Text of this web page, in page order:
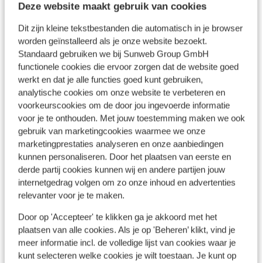
Deze website maakt gebruik van cookies
Dit zijn kleine tekstbestanden die automatisch in je browser
worden geïnstalleerd als je onze website bezoekt.
Standaard gebruiken we bij Sunweb Group GmbH
functionele cookies die ervoor zorgen dat de website goed
werkt en dat je alle functies goed kunt gebruiken,
analytische cookies om onze website te verbeteren en
voorkeurscookies om de door jou ingevoerde informatie
voor je te onthouden. Met jouw toestemming maken we ook
gebruik van marketingcookies waarmee we onze
marketingprestaties analyseren en onze aanbiedingen
kunnen personaliseren. Door het plaatsen van eerste en
derde partij cookies kunnen wij en andere partijen jouw
internetgedrag volgen om zo onze inhoud en advertenties
relevanter voor je te maken.
Door op 'Accepteer' te klikken ga je akkoord met het
plaatsen van alle cookies. Als je op 'Beheren’ klikt, vind je
meer informatie incl. de volledige lijst van cookies waar je
kunt selecteren welke cookies je wilt toestaan. Je kunt op
Bekijk op kaart
Ook interessant voor jou